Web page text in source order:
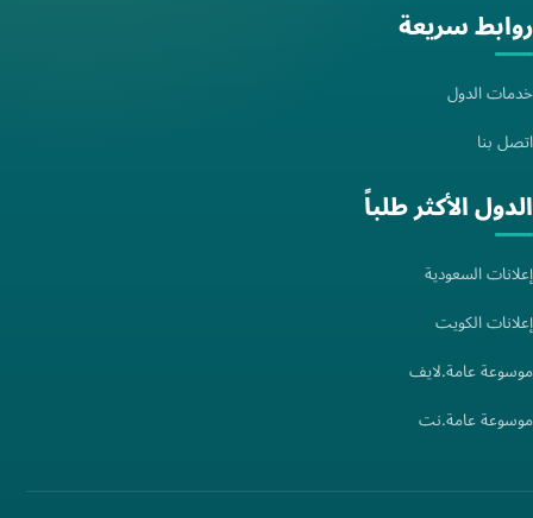
روابط سريعة
خدمات الدول
اتصل بنا
الدول الأكثر طلباً
إعلانات السعودية
إعلانات الكويت
موسوعة عامة.لايف
موسوعة عامة.نت